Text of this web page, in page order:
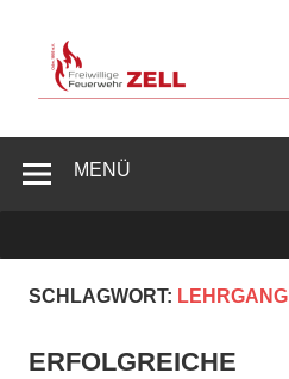
springen
MENÜ
SCHLAGWORT: LEHRGANG
ERFOLGREICHE